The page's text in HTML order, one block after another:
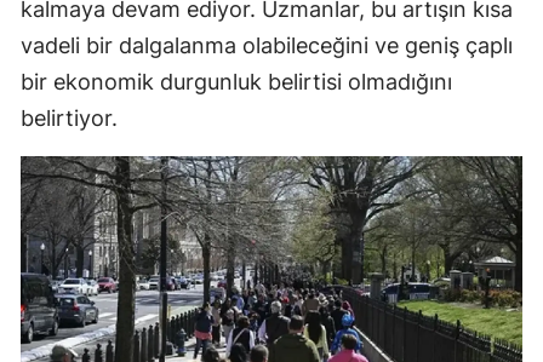
kalmaya devam ediyor. Uzmanlar, bu artışın kısa
vadeli bir dalgalanma olabileceğini ve geniş çaplı
bir ekonomik durgunluk belirtisi olmadığını
belirtiyor.